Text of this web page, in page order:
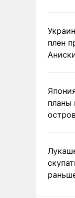
плен
планы